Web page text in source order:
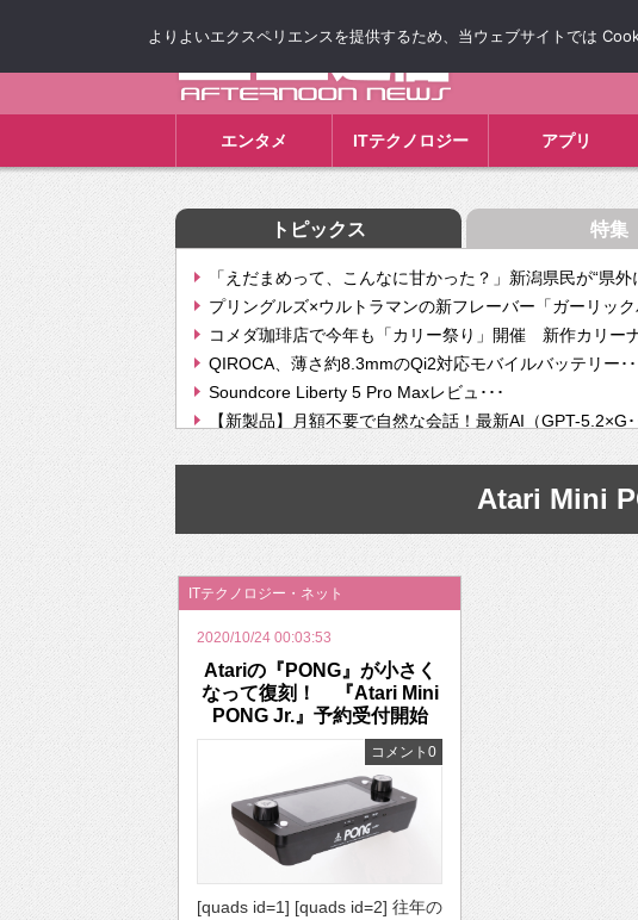
エンタメ ITテクノロジー アプリ
トピックス 特集
「えだまめって、こんなに甘かった？」新潟県民が“県外
プリングルズ×ウルトラマンの新フレーバー「ガーリック
コメダ珈琲店で今年も「カリー祭り」開催 新作カリー
QIROCA、薄さ約8.3mmのQi2対応モバイルバッテリー･･
Soundcore Liberty 5 Pro Maxレビュ･･･
【新製品】月額不要で自然な会話！最新AI（GPT-5.2×G･
【次世代の没入感と生産性】VITURE Luma Ultra･･･
挫折率8割の壁をAIで突破。ジャストシステム、”自分が
2026年のバレンタインは「自分で作って、想いを渡す」
Atari Mini
ITテクノロジー・ネット
2020/10/24 00:03:53
Atariの『PONG』が小さく
なって復刻！ 『Atari Mini
PONG Jr.』予約受付開始
コメント0
[quads id=1] [quads id=2] 往年の
よりよいエクスペリエンスを提供するため、当ウェブサイトでは